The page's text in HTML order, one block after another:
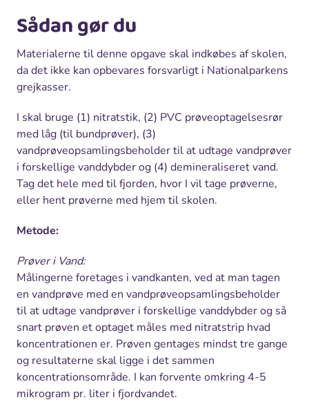
Sådan gør du
Materialerne til denne opgave skal indkøbes af skolen,
da det ikke kan opbevares forsvarligt i Nationalparkens
grejkasser.
I skal bruge (1) nitratstik, (2) PVC prøveoptagelsesrør
med låg (til bundprøver), (3)
vandprøveopsamlingsbeholder til at udtage vandprøver
i forskellige vanddybder og (4) demineraliseret vand.
Tag det hele med til fjorden, hvor I vil tage prøverne,
eller hent prøverne med hjem til skolen.
Metode:
Prøver i Vand:
Målingerne foretages i vandkanten, ved at man tagen
en vandprøve med en vandprøveopsamlingsbeholder
til at udtage vandprøver i forskellige vanddybder og så
snart prøven et optaget måles med nitratstrip hvad
koncentrationen er. Prøven gentages mindst tre gange
og resultaterne skal ligge i det sammen
koncentrationsområde. I kan forvente omkring 4-5
mikrogram pr. liter i fjordvandet.